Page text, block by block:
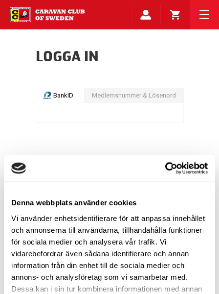
Denna webbplats använder cookies
Vi använder enhetsidentifierare för att anpassa innehållet
och annonserna till användarna, tillhandahålla funktioner
för sociala medier och analysera vår trafik. Vi
vidarebefordrar även sådana identifierare och annan
information från din enhet till de sociala medier och
annons- och analysföretag som vi samarbetar med.
Dessa kan i sin tur kombinera informationen med annan
LOGGA IN
BankID Medlemsnummer & Lösenord
För dig som är blivande ny medlemTa del av alla förmåner.